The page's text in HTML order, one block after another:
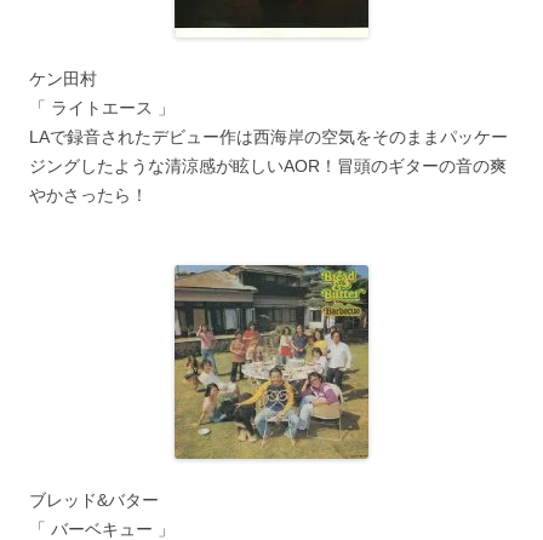
ケン田村
「 ライトエース 」
LAで録音されたデビュー作は西海岸の空気をそのままパッケー
ジングしたような清涼感が眩しいAOR！冒頭のギターの音の爽
やかさったら！
ブレッド&バター
「 バーベキュー 」